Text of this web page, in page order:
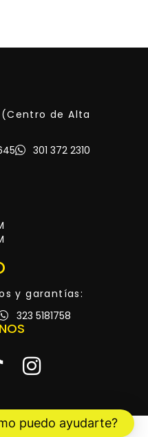
de Alta
301 372 2310
y garantías:
323 5181758
puedo ayudarte?